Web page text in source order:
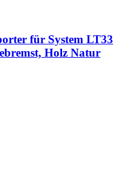
für System LT33
Holz Natur